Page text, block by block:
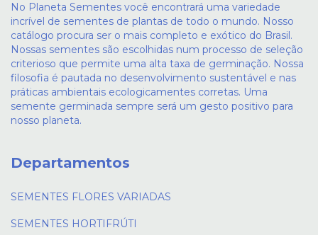
No Planeta Sementes você encontrará uma variedade
incrível de sementes de plantas de todo o mundo. Nosso
catálogo procura ser o mais completo e exótico do Brasil.
Nossas sementes são escolhidas num processo de seleção
criterioso que permite uma alta taxa de germinação. Nossa
filosofia é pautada no desenvolvimento sustentável e nas
práticas ambientais ecologicamentes corretas. Uma
semente germinada sempre será um gesto positivo para
nosso planeta.
Departamentos
SEMENTES FLORES VARIADAS
SEMENTES HORTIFRÚTI